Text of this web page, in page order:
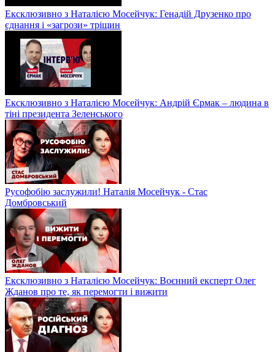
Ексклюзивно з Наталією Мосейчук: Генадій Друзенко про
єднання і «загрози» тріщин
Ексклюзивно з Наталією Мосейчук: Андрій Єрмак – людина в
тіні президента Зеленського
Русофобію заслужили! Наталія Мосейчук - Стас
Домбровський
Ексклюзивно з Наталією Мосейчук: Воєнний експерт Олег
Жданов про те, як перемогти і вижити